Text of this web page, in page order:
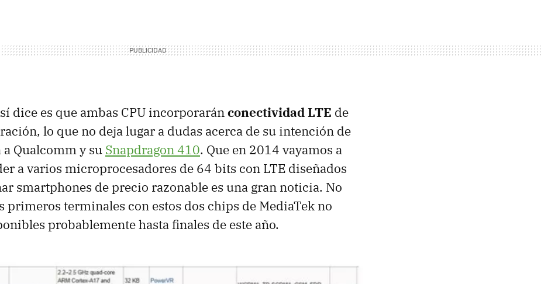
dice es que ambas CPU incorporaránconectividad LTE de
lo que no deja lugar a dudas acerca de su intención de
Qualcomm y su Snapdragon 410. Que en 2014 vayamos a
a varios microprocesadores de 64 bits con LTE diseñados
smartphones de precio razonable es una gran noticia. No
primeros terminales con estos dos chips de MediaTek no
probablemente hasta finales de este año.